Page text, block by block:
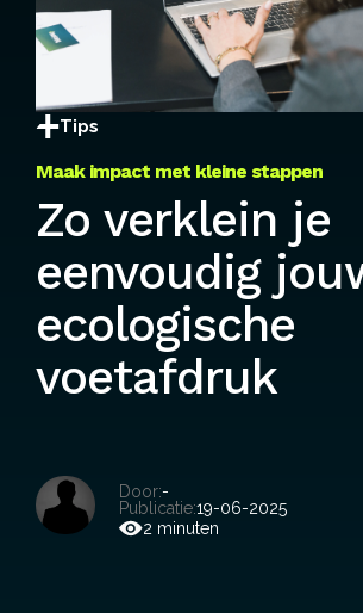
Tips
Maak impact met kleine stappen
Zo verklein je
eenvoudig
ecologische
voetafdruk
Door:-
Publicatie:19-06-2025
2 minuten